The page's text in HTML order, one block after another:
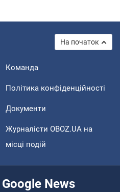
На початок
Команда
Політика конфіденційності
Документи
Журналісти OBOZ.UA на
місці подій
News